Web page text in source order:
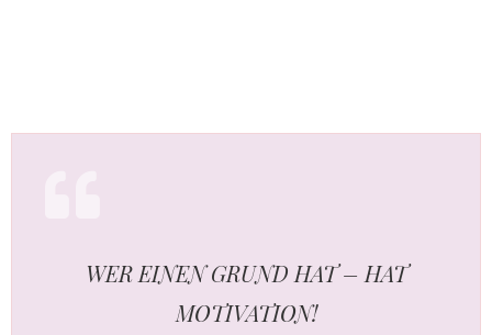
WER EINEN GRUND HAT – HAT
MOTIVATION!